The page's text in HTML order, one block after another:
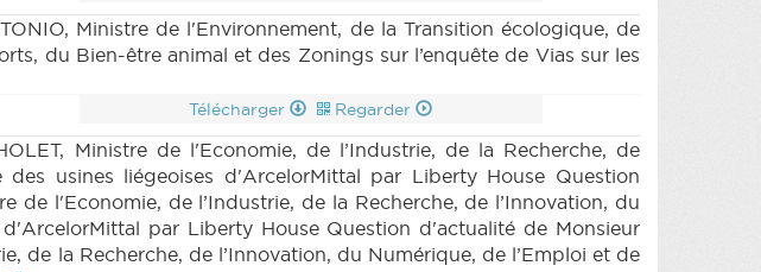
Ministre de l'Environnement, de la Transition écologique, de
du Bien-être animal et des Zonings sur l’enquête de Vias sur les
Télécharger Regarder
Ministre de l'Economie, de l’Industrie, de la Recherche, de
usines liégeoises d'ArcelorMittal par Liberty House Question
de l'Economie, de l’Industrie, de la Recherche, de l’Innovation, du
par Liberty House Question d'actualité de Monsieur
de la Recherche, de l’Innovation, du Numérique, de l’Emploi et de